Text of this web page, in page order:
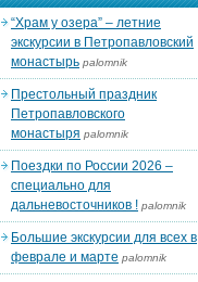
“Храм у озера” – летние
экскурсии в Петропавловский
монастырь palomnik
Престольный праздник
Петропавловского
монастыря palomnik
Поездки по России 2026 –
специально для
дальневосточников ! palomnik
Большие экскурсии для всех в
феврале и марте palomnik